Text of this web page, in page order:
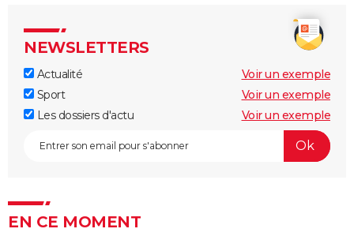
NEWSLETTERS
Actualité
Voir un exemple
Sport
Voir un exemple
Les dossiers d'actu
Voir un exemple
EN CE MOMENT